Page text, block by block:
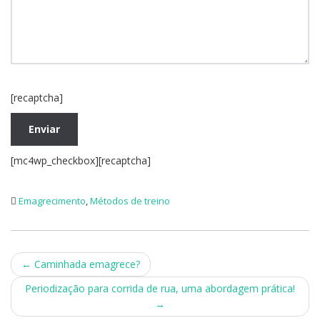
[recaptcha]
[mc4wp_checkbox][recaptcha]
Emagrecimento,Métodos de treino
Post
navigation
← Caminhada emagrece?
Periodização para corrida de rua, uma abordagem prática!
→